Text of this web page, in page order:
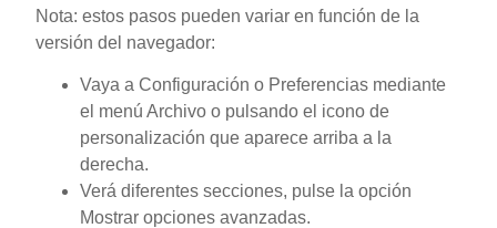
Nota: estos pasos pueden variar en función de la
versión del navegador:
Vaya a Configuración o Preferencias mediante
el menú Archivo o pulsando el icono de
personalización que aparece arriba a la
derecha.
Verá diferentes secciones, pulse la opción
Mostrar opciones avanzadas.